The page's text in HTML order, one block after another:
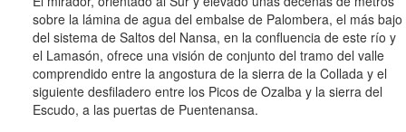
sobre la lámina de agua del embalse de Palombera, el más bajo
del sistema de Saltos del Nansa, en la confluencia de este río y
el Lamasón, ofrece una visión de conjunto del tramo del valle
comprendido entre la angostura de la sierra de la Collada y el
siguiente desfiladero entre los Picos de Ozalba y la sierra del
Escudo, a las puertas de Puentenansa.